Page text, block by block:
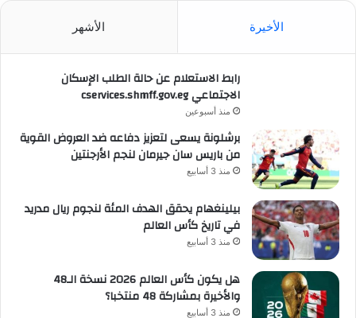
الأخيرة الأشهر
رابط الاستعلام عن حالة الطلب الإسكان
الاجتماعي cservices.shmff.gov.eg
منذ أسبوعين
برشلونة يسعى لتعزيز دفاعه ضد العروض القوية
من باريس سان جيرمان لنجم الأرجنتين
منذ 3 أسابيع
بيلينغهام يحقق الهدف المئة لنجوم ريال مدريد
في تاريخ كأس العالم
منذ 3 أسابيع
هل يكون كأس العالم 2026 نسخة الـ48
والأخيرة بمشاركة 48 منتخبا؟
منذ 3 أسابيع